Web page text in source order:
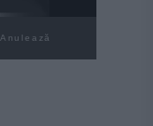
Anulează